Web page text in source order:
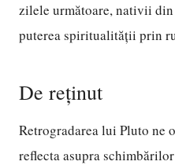
zilele următoare, nativii
puterea spiritualității prin
De reținut
Retrogradarea lui Pluto ne
reflecta asupra